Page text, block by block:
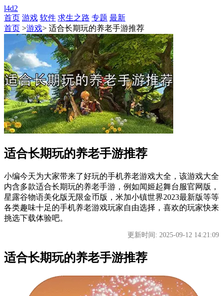
l4d2
首页 游戏 软件 求生之路 专题 最新
首页 >游戏> 适合长期玩的养老手游推荐
适合长期玩的养老手游推荐
小编今天为大家带来了好玩的手机养老游戏大全，该游戏大全
内含多款适合长期玩的养老手游，例如闻姬起舞台服官网版，
星露谷物语美化版无限金币版，米加小镇世界2023最新版等等
各类趣味十足的手机养老游戏玩家自由选择，喜欢的玩家快来
挑选下载体验吧。
更新时间: 2025-09-12 14:21:09
适合长期玩的养老手游推荐